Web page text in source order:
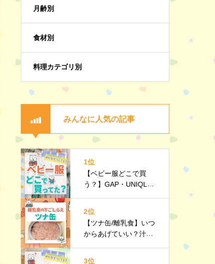
月齢別
食材別
料理カテゴリ別
みんなに人気の記事
1位
【ベビー服どこで買
う？】GAP・UNIQL
2位
【ツナ缶/離乳食】いつ
からあげていい？汁
3位